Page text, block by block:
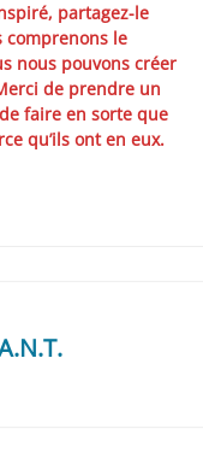
partagez-le
comprenons le
nous pouvons créer
de prendre un
faire en sorte que
qu’ils ont en eux.